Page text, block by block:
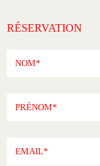
RÉSERVATION